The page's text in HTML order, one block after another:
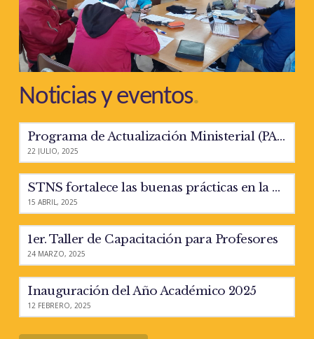
Noticias y eventos.
Programa de Actualización Ministerial (PAM)
22 JULIO, 2025
STNS fortalece las buenas prácticas en la enseñanza
15 ABRIL, 2025
1er. Taller de Capacitación para Profesores
24 MARZO, 2025
Inauguración del Año Académico 2025
12 FEBRERO, 2025